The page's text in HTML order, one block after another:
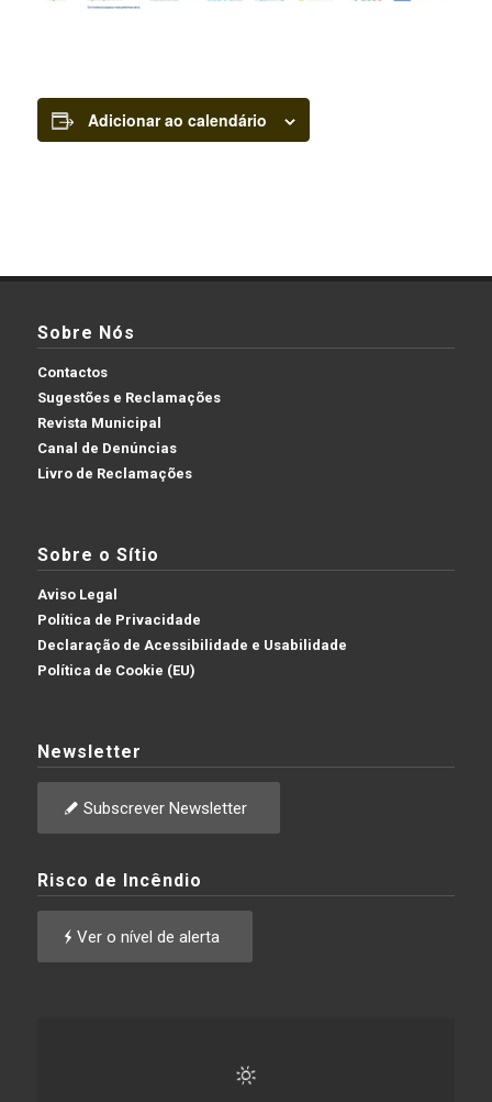
Adicionar ao calendário
Sobre Nós
Contactos
Sugestões e Reclamações
Revista Municipal
Canal de Denúncias
Livro de Reclamações
Sobre o Sítio
Aviso Legal
Política de Privacidade
Declaração de Acessibilidade e Usabilidade
Política de Cookie (EU)
Newsletter
Subscrever Newsletter
Risco de Incêndio
Ver o nível de alerta